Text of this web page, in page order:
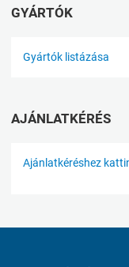
GYÁRTÓK
Gyártók listázása
AJÁNLATKÉRÉS
Ajánlatkéréshez